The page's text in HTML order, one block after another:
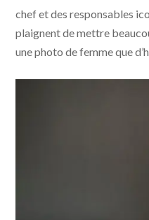
chef et des responsables
plaignent de mettre
une photo de femme que